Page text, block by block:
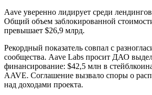
Aave уверенно лидирует среди
Общий объем заблокированной
превышает $26,9 млрд.
Рекордный показатель совпал с
сообщества. Aave Labs просит ДАО
финансирование: $42,5 млн в
AAVE. Соглашение вызвало споры о
над доходами проекта.